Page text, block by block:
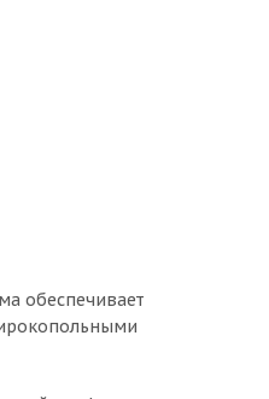
обеспечивает